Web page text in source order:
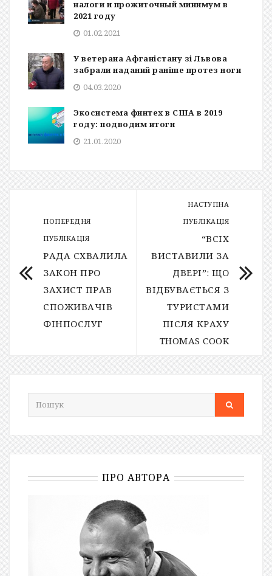
налоги и прожиточный минимум в
2021 году
01.02.2021
У ветерана Афганістану зі Львова
забрали наданий раніше протез ноги
04.03.2020
Экосистема финтех в США в 2019
году: подводим итоги
21.01.2020
ПОПЕРЕДНЯ
ПУБЛІКАЦІЯ
РАДА СХВАЛИЛА
ЗАКОН ПРО
ЗАХИСТ ПРАВ
СПОЖИВАЧІВ
ФІНПОСЛУГ
НАСТУПНА
ПУБЛІКАЦІЯ
“ВСІХ
ВИСТАВИЛИ ЗА
ДВЕРІ”: ЩО
ВІДБУВАЄТЬСЯ З
ТУРИСТАМИ
ПІСЛЯ КРАХУ
THOMAS COOK
ПРО АВТОРА